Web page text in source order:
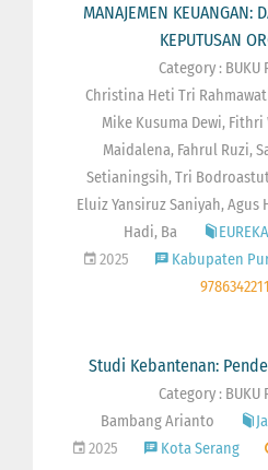
MANAJEMEN KEUANGAN:
KEPUTUSAN
Category : BUKU
Christina Heti Tri
Mike Kusuma Dewi,
Maidalena, Fahrul Ruzi,
Setianingsih, Tri
Eluiz Yansiruz Saniyah,
Hadi, Ba
2025
Kabupaten
Studi Kebantenan:
Category : BUKU
Bambang Arianto
2025
Kota Serang